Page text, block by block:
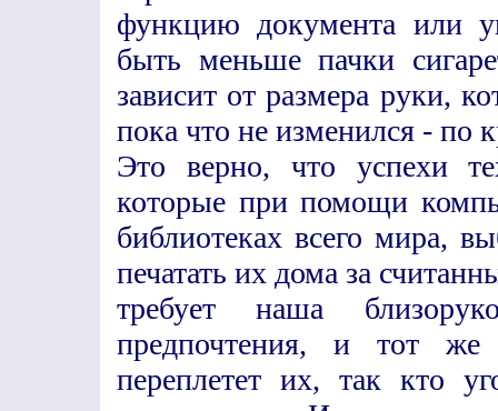
функцию документа или
быть меньше пачки
зависит от размера руки,
пока что не изменился - по
Это верно, что успехи
которые при помощи
библиотеках всего мира,
печатать их дома за
требует наша
предпочтения, и тот
переплетет их, так кто